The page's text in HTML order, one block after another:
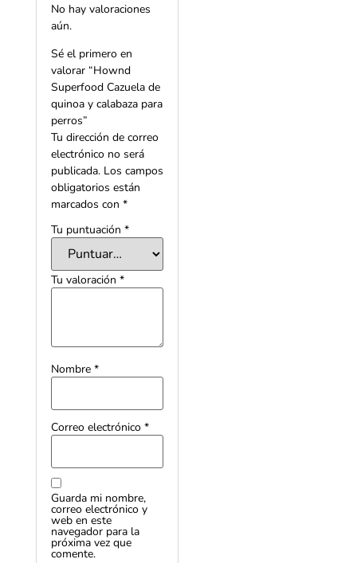
No hay valoraciones
aún.
Sé el primero en
valorar “Hownd
Superfood Cazuela de
quinoa y calabaza para
perros”
Tu dirección de correo
electrónico no será
publicada. Los campos
obligatorios están
marcados con *
Tu puntuación *
Tu valoración *
Nombre *
Correo electrónico *
Guarda mi nombre,
correo electrónico y
web en este
navegador para la
próxima vez que
comente.